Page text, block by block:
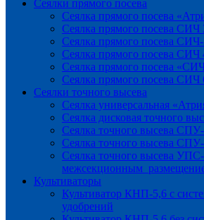
Сеялки прямого посева
Сеялка прямого посева
Сеялка прямого посева СИЧ
Сеялка прямого посева
Сеялка прямого посева СИЧ
Сеялка прямого посева
Сеялка прямого посева
Сеялки точного высева
Сеялка универсальная
Сеялка дисковая точного
Сеялка точного высева
Сеялка точного высева
Сеялка точного высева
межсекционным
Культиваторы
Культиватор КНП-5,6 с
удобрений